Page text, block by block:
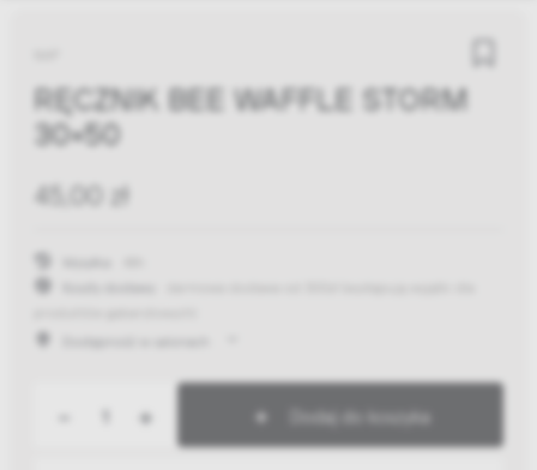
RĘCZNIK BEE WAFFLE STORM
30X50
45,00 zł
+ Dodaj do koszyka